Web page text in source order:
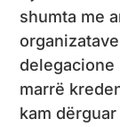
shumta me
delegacione
marrë
kam